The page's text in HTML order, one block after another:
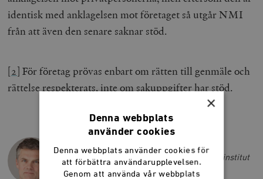
identisk med anklagelsen mot företaget så utgår NMI
från att även den senare saknar stöd.
[2] För företag prövas enbart om rätten till genmäle och
rättelse respekterats, inte om sakuppgifter har stöd.
MATS OLIN
Mats Olin är chef för Näringslivets medieinstitut
och energisajten Second Opinion.
×
Denna webbplats
använder cookies
Denna webbplats använder cookies för
att förbättra användarupplevelsen.
Genom att använda vår webbplats